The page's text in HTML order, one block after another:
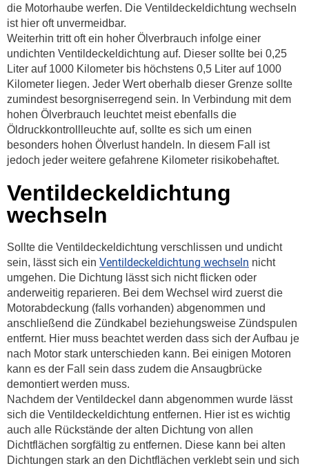
die Motorhaube werfen. Die Ventildeckeldichtung wechseln
ist hier oft unvermeidbar.
Weiterhin tritt oft ein hoher Ölverbrauch infolge einer
undichten Ventildeckeldichtung auf. Dieser sollte bei 0,25
Liter auf 1000 Kilometer bis höchstens 0,5 Liter auf 1000
Kilometer liegen. Jeder Wert oberhalb dieser Grenze sollte
zumindest besorgniserregend sein. In Verbindung mit dem
hohen Ölverbrauch leuchtet meist ebenfalls die
Öldruckkontrollleuchte auf, sollte es sich um einen
besonders hohen Ölverlust handeln. In diesem Fall ist
jedoch jeder weitere gefahrene Kilometer risikobehaftet.
Ventildeckeldichtung
wechseln
Sollte die Ventildeckeldichtung verschlissen und undicht
sein, lässt sich ein Ventildeckeldichtung wechseln nicht
umgehen. Die Dichtung lässt sich nicht flicken oder
anderweitig reparieren. Bei dem Wechsel wird zuerst die
Motorabdeckung (falls vorhanden) abgenommen und
anschließend die Zündkabel beziehungsweise Zündspulen
entfernt. Hier muss beachtet werden dass sich der Aufbau je
nach Motor stark unterschieden kann. Bei einigen Motoren
kann es der Fall sein dass zudem die Ansaugbrücke
demontiert werden muss.
Nachdem der Ventildeckel dann abgenommen wurde lässt
sich die Ventildeckeldichtung entfernen. Hier ist es wichtig
auch alle Rückstände der alten Dichtung von allen
Dichtflächen sorgfältig zu entfernen. Diese kann bei alten
Dichtungen stark an den Dichtflächen verklebt sein und sich